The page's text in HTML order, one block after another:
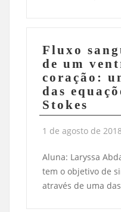
Fluxo
de um
coração:
das
Stokes
1 de agosto de 2018
Aluna: Laryssa
tem o objetivo de
através de uma